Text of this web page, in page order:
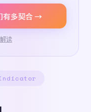
有多契合 →
读